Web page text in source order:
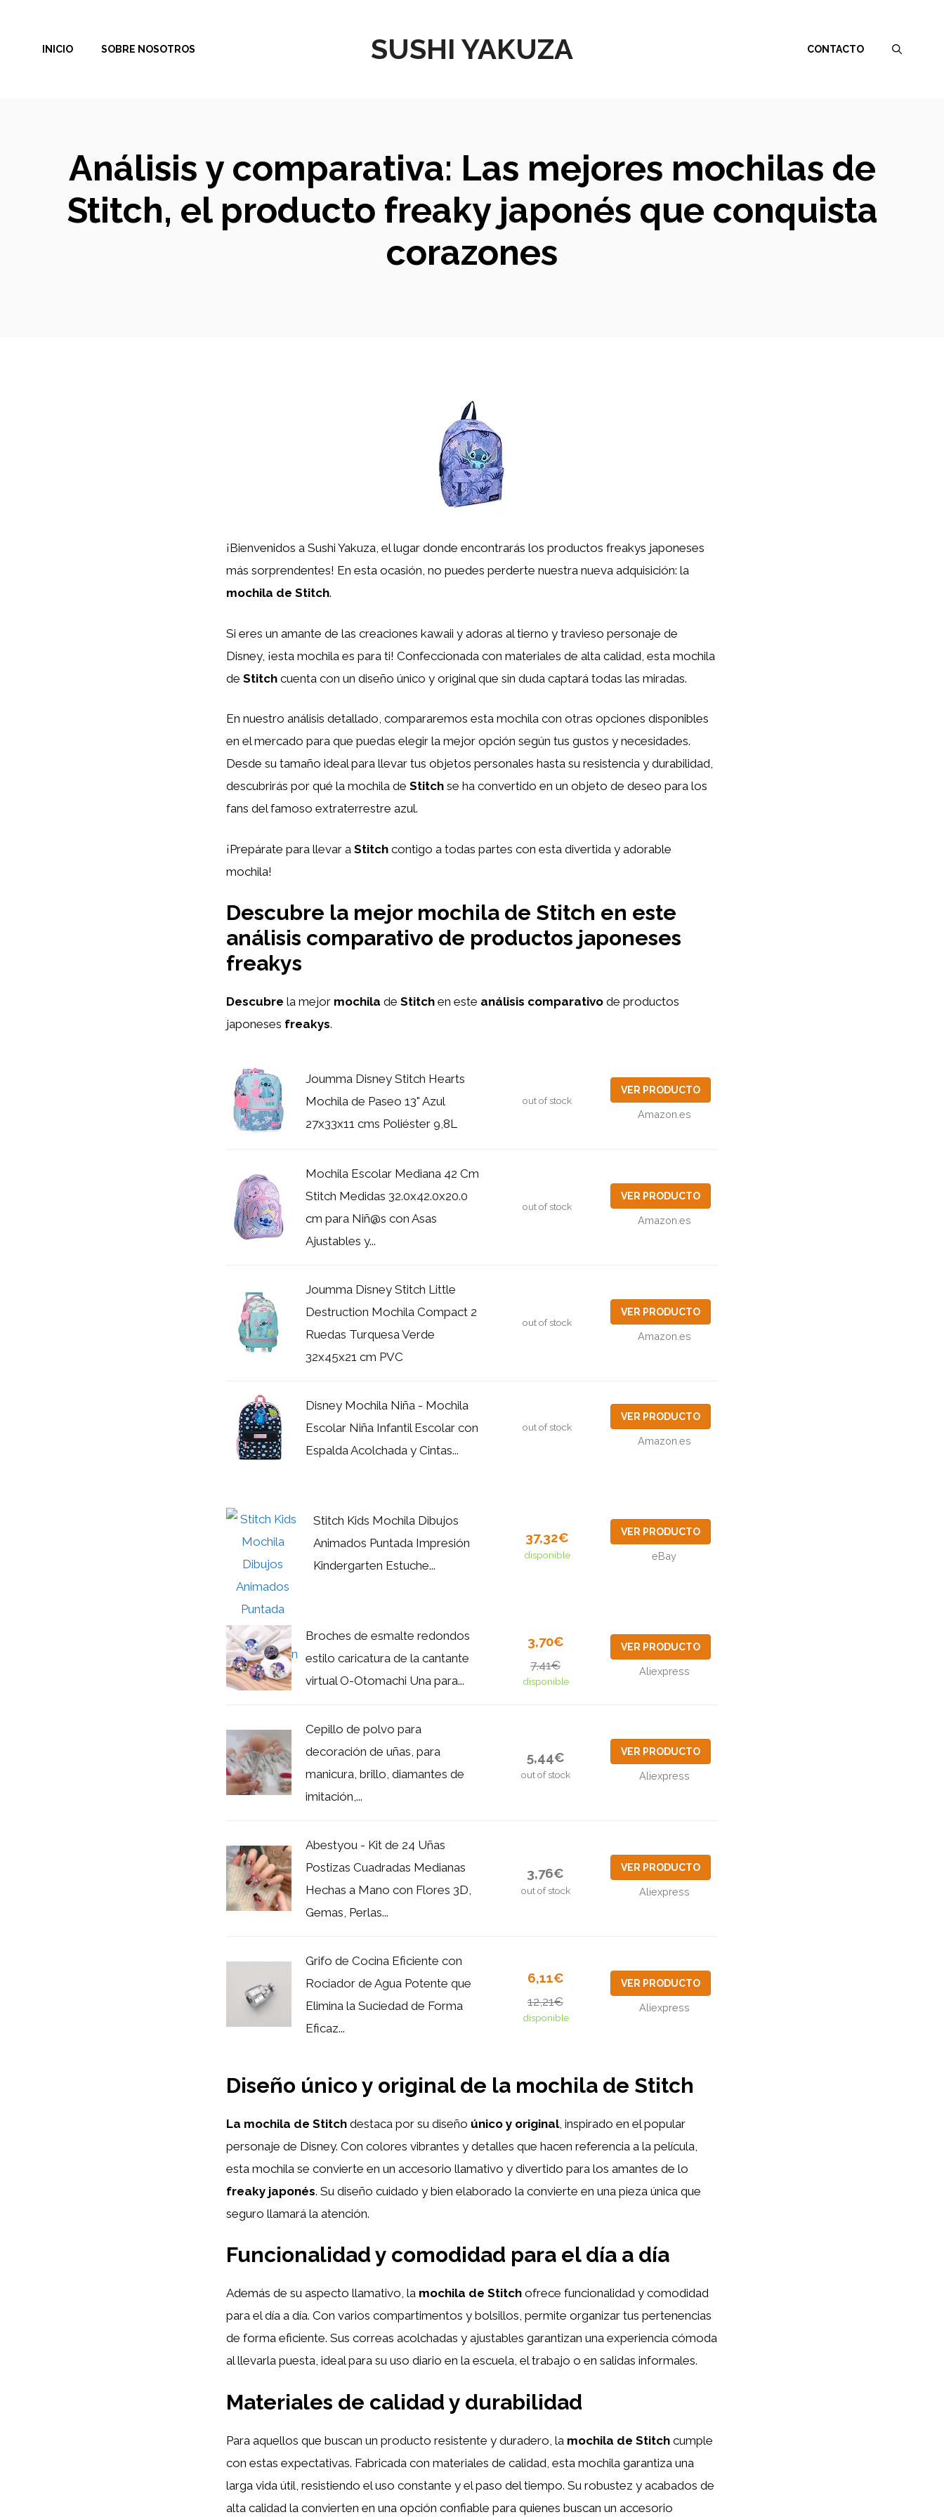
contenido
SUSHI YAKUZA
INICIO SOBRE NOSOTROS CONTACTO
Análisis y comparativa: Las mejores mochilas de
Stitch, el producto freaky japonés que conquista
corazones
¡Bienvenidos a Sushi Yakuza, el lugar donde encontrarás los productos freakys japoneses
más sorprendentes! En esta ocasión, no puedes perderte nuestra nueva adquisición: la
mochila de Stitch.
Si eres un amante de las creaciones kawaii y adoras al tierno y travieso personaje de
Disney, ¡esta mochila es para ti! Confeccionada con materiales de alta calidad, esta mochila
de Stitch cuenta con un diseño único y original que sin duda captará todas las miradas.
En nuestro análisis detallado, compararemos esta mochila con otras opciones disponibles
en el mercado para que puedas elegir la mejor opción según tus gustos y necesidades.
Desde su tamaño ideal para llevar tus objetos personales hasta su resistencia y durabilidad,
descubrirás por qué la mochila de Stitch se ha convertido en un objeto de deseo para los
fans del famoso extraterrestre azul.
¡Prepárate para llevar a Stitch contigo a todas partes con esta divertida y adorable
mochila!
Descubre la mejor mochila de Stitch en este
análisis comparativo de productos japoneses
freakys
Descubre la mejor mochila de Stitch en este análisis comparativo de productos
japoneses freakys.
Joumma Disney Stitch Hearts
Mochila de Paseo 13" Azul
27x33x11 cms Poliéster 9,8L
out of stock
VER PRODUCTO
Amazon.es
Mochila Escolar Mediana 42 Cm
Stitch Medidas 32.0x42.0x20.0
cm para Niñ@s con Asas
Ajustables y...
out of stock
VER PRODUCTO
Amazon.es
Joumma Disney Stitch Little
Destruction Mochila Compact 2
Ruedas Turquesa Verde
32x45x21 cm PVC
out of stock
VER PRODUCTO
Amazon.es
Disney Mochila Niña - Mochila
Escolar Niña Infantil Escolar con
Espalda Acolchada y Cintas...
out of stock
VER PRODUCTO
Amazon.es
Stitch Kids Mochila Dibujos
Animados Puntada Impresión
Kindergarten Estuche...
37,32€
disponible
VER PRODUCTO
eBay
Broches de esmalte redondos
estilo caricatura de la cantante
virtual O-Otomachi Una para...
3,70€
7,41€
disponible
VER PRODUCTO
Aliexpress
Cepillo de polvo para
decoración de uñas, para
manicura, brillo, diamantes de
imitación,...
5,44€
out of stock
VER PRODUCTO
Aliexpress
Abestyou - Kit de 24 Uñas
Postizas Cuadradas Medianas
Hechas a Mano con Flores 3D,
Gemas, Perlas...
3,76€
out of stock
VER PRODUCTO
Aliexpress
Grifo de Cocina Eficiente con
Rociador de Agua Potente que
Elimina la Suciedad de Forma
Eficaz...
6,11€
12,21€
disponible
VER PRODUCTO
Aliexpress
Diseño único y original de la mochila de Stitch
La mochila de Stitch destaca por su diseño único y original, inspirado en el popular
personaje de Disney. Con colores vibrantes y detalles que hacen referencia a la película,
esta mochila se convierte en un accesorio llamativo y divertido para los amantes de lo
freaky japonés. Su diseño cuidado y bien elaborado la convierte en una pieza única que
seguro llamará la atención.
Funcionalidad y comodidad para el día a día
Además de su aspecto llamativo, la mochila de Stitch ofrece funcionalidad y comodidad
para el día a día. Con varios compartimentos y bolsillos, permite organizar tus pertenencias
de forma eficiente. Sus correas acolchadas y ajustables garantizan una experiencia cómoda
al llevarla puesta, ideal para su uso diario en la escuela, el trabajo o en salidas informales.
Materiales de calidad y durabilidad
Para aquellos que buscan un producto resistente y duradero, la mochila de Stitch cumple
con estas expectativas. Fabricada con materiales de calidad, esta mochila garantiza una
larga vida útil, resistiendo el uso constante y el paso del tiempo. Su robustez y acabados de
alta calidad la convierten en una opción confiable para quienes buscan un accesorio